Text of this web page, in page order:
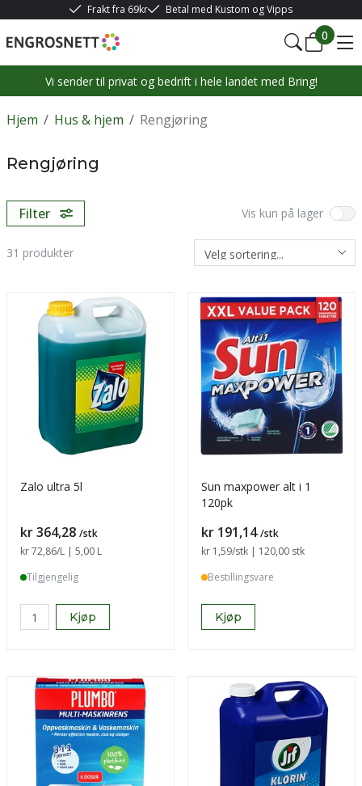
Frakt fra 69kr Betal med Kustom og Vipps
0
Vi sender til privat og bedrift i hele landet med Bring!
/
Hjem /
Hus & hjem Rengjøring
Rengjøring
Filter Vis kun på lager
31 produkter
Zalo ultra 5l
Pris
kr 364,28 /stk
Sammenligning pris
kr 72,86/L | 5,00 L
Tilgjengelig
Kjøp
Sun maxpower alt i 1
120pk
Pris
kr 191,14 /stk
Sammenligning pris
kr 1,59/stk | 120,00 stk
Bestillingsvare
Kjøp